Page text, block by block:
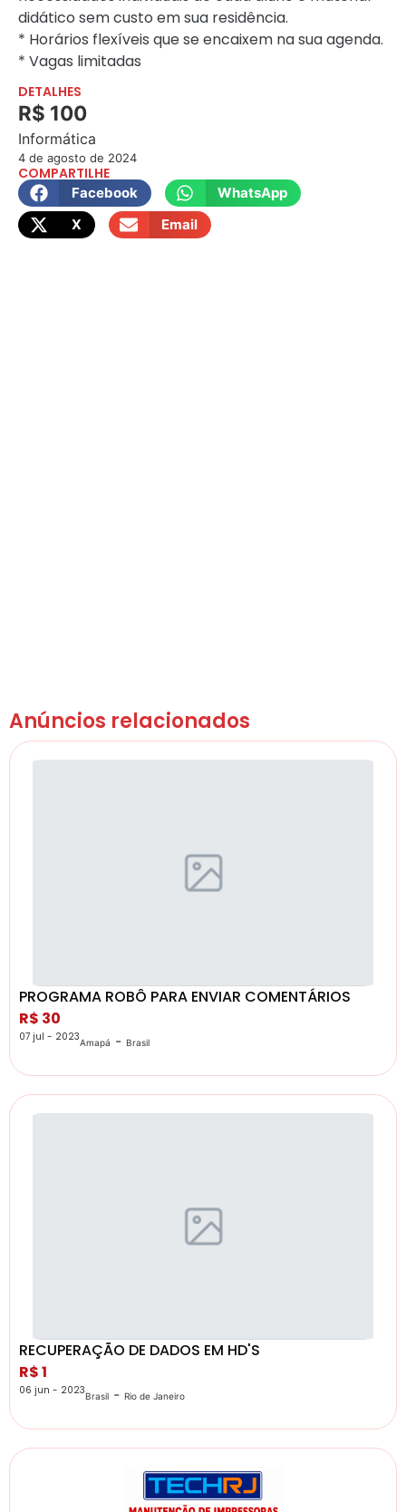
didático sem custo em sua residência.
* Horários flexíveis que se encaixem na sua agenda.
* Vagas limitadas
DETALHES
R$ 100
Informática
4 de agosto de 2024
COMPARTILHE
Facebook
WhatsApp
X
Email
Anúncios relacionados
PROGRAMA ROBÔ PARA ENVIAR COMENTÁRIOS
R$ 30
07 jul - 2023Amapá - Brasil
RECUPERAÇÃO DE DADOS EM HD'S
R$ 1
06 jun - 2023Brasil - Rio de Janeiro